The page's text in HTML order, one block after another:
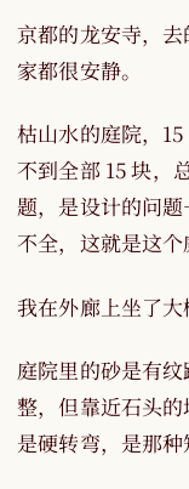
京都的龙安寺，
家都很安静。
枯山水的庭院，
不到全部 15 块，
题，是设计的问
不全，这就是这个
我在外廊上坐了大
庭院里的砂是有
整，但靠近石头
是硬转弯，是那种